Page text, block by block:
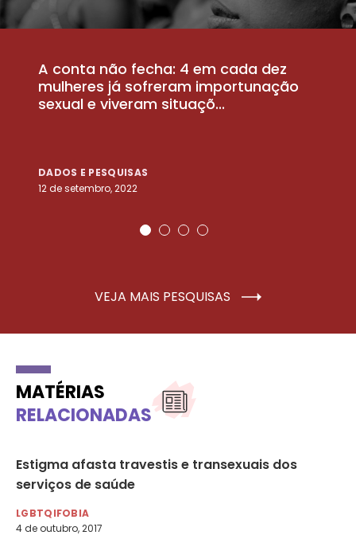
A conta não fecha: 4 em cada dez
mulheres já sofreram importunação
sexual e viveram situaçõ...
DADOS E PESQUISAS
12 de setembro, 2022
VEJA MAIS PESQUISAS
MATÉRIAS
RELACIONADAS
Estigma afasta travestis e transexuais dos
serviços de saúde
LGBTQIFOBIA
4 de outubro, 2017